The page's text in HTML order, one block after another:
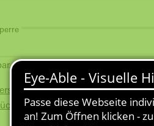
Lieferfrist: max. 3 Tage
ab 100 € für Gewerbekunden